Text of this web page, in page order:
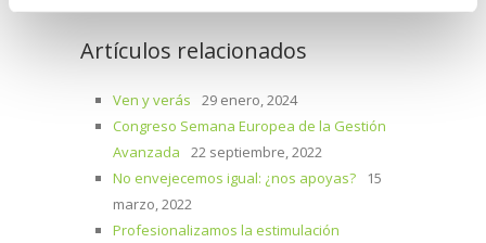
Artículos relacionados
Ven y verás
29 enero, 2024
Congreso Semana Europea de la Gestión
Avanzada
22 septiembre, 2022
No envejecemos igual: ¿nos apoyas?
15
marzo, 2022
Profesionalizamos la estimulación